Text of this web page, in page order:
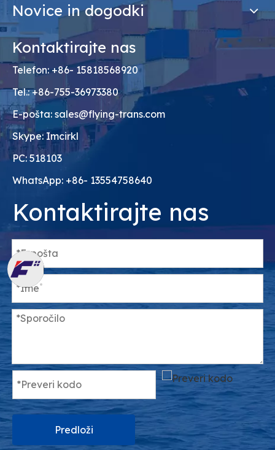
Novice in dogodki
Kontaktirajte nas
Telefon: +86- 15818568920
Tel.: +86-755-36973380
E-pošta: sales@flying-trans.com
Skype: Imcirkl
PC: 518103
WhatsApp: +86- 13554758640
Kontaktirajte nas
Predloži